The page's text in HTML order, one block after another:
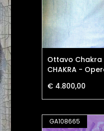
Ottavo Chakra
CHAKRA -
€ 4.800,00
GA108665